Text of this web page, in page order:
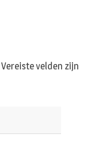
Vereiste velden zijn